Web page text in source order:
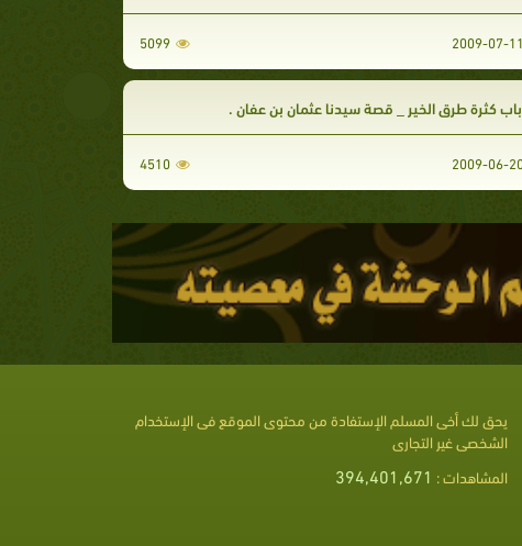
5099
باب كثرة طرق الخير _ قصة سيدنا عثمان بن عفان .
4510
يحق لك أخى المسلم الإستفادة من محتوى الموقع فى الإستخدام
الشخصى غير التجارى
المشاهدات : 394,401,671